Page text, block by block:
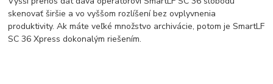
skenovať širšie a vo vyššom rozlíšení bez ovplyvnenia
produktivity. Ak máte veľké množstvo archivácie, potom je SmartLF
SC 36 Xpress dokonalým riešením.